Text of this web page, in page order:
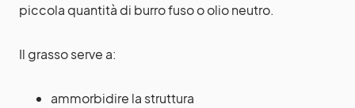
piccola quantità di burro fuso o olio neutro.
Il grasso serve a:
ammorbidire la struttura